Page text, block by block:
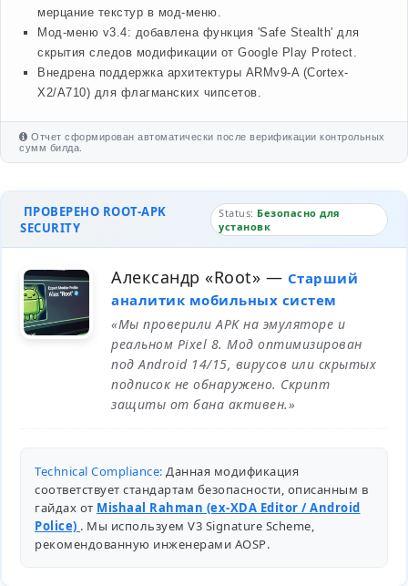
мерцание текстур в мод-меню.
Мод-меню v3.4: добавлена функция 'Safe Stealth' для
скрытия следов модификации от Google Play Protect.
Внедрена поддержка архитектуры ARMv9-A (Cortex-
X2/A710) для флагманских чипсетов.
Отчет сформирован автоматически после верификации контрольных
сумм билда.
ПРОВЕРЕНО ROOT-APK
SECURITY
Status: Безопасно для
установк
Александр «Root» — Старший
аналитик мобильных систем
«Мы проверили APK на эмуляторе и
реальном Pixel 8. Мод оптимизирован
под Android 14/15, вирусов или скрытых
подписок не обнаружено. Скрипт
защиты от бана активен.»
Technical Compliance: Данная модификация
соответствует стандартам безопасности, описанным в
гайдах от Mishaal Rahman (ex-XDA Editor / Android
Police) . Мы используем V3 Signature Scheme,
рекомендованную инженерами AOSP.